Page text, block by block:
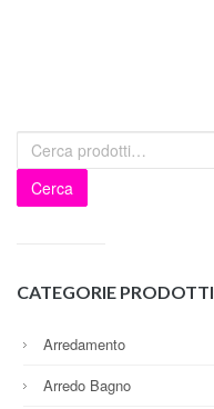
Cerca
CATEGORIE PRODOTTI
Arredamento
Arredo Bagno